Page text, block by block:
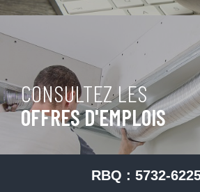
CONSULTEZ LES
OFFRES D'EMPLOIS
RBQ : 5732-